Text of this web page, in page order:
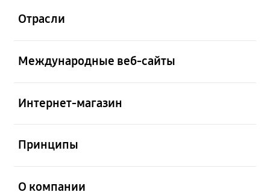
Отрасли
Международные веб-сайты
Интернет-магазин
Принципы
О компании